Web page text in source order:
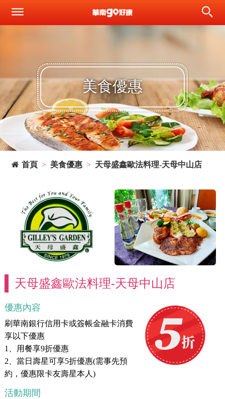
美食優惠
首頁 美食優惠 天母盛鑫歐法料理-天母中山店
天母盛鑫歐法料理-天母中山店
優惠內容
刷華南銀行信用卡或簽帳金融卡消費
享以下優惠
1、用餐享9折優惠
2、當日壽星可享5折優惠(需事先預
約，優惠限卡友壽星本人)
活動期間